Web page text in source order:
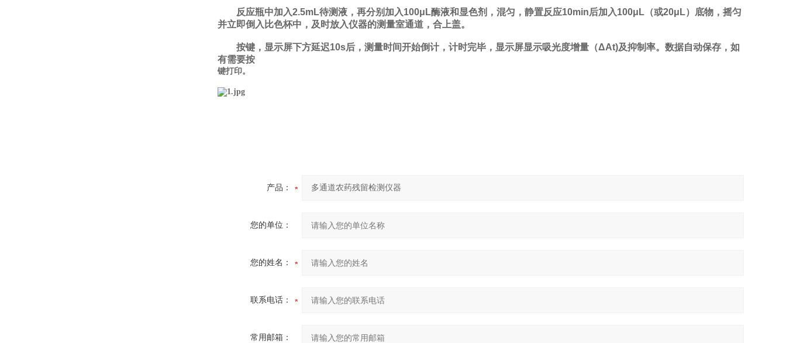
反应瓶中加入2.5mL待测液，再分别加入100μL酶液和显色剂，混匀，静置反应10min后加入100μL（或20μL）底物，摇匀
并立即倒入比色杯中，及时放入仪器的测量室通道，合上盖。
按键，显示屏下方延迟10s后，测量时间开始倒计，计时完毕，显示屏显示吸光度增量（ΔΑt)及抑制率。数据自动保存，如
有需要按
键打印。
产品：
您的单位：
您的姓名：
联系电话：
常用邮箱：